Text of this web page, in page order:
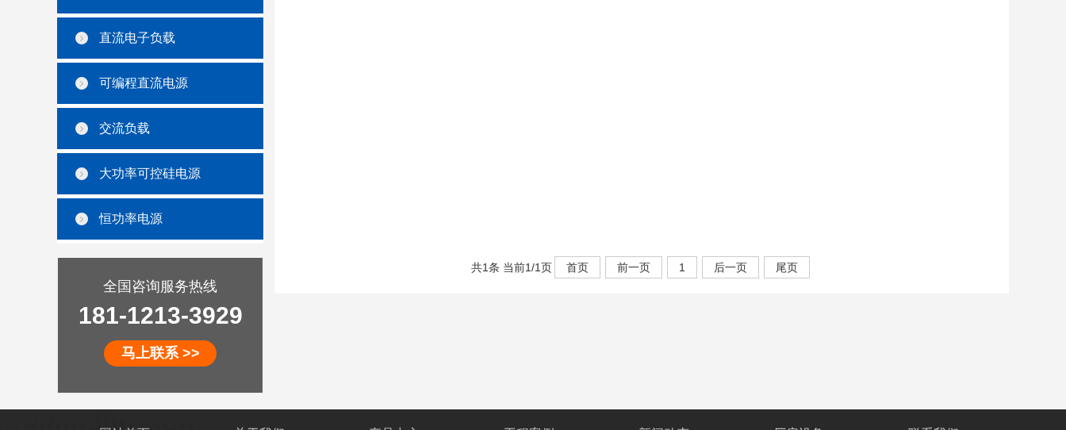
直流电子负载
可编程直流电源
交流负载
大功率可控硅电源
恒功率电源
全国咨询服务热线
181-1213-3929
马上联系 >>
共1条 当前1/1页 首页 前一页 1 后一页 尾页